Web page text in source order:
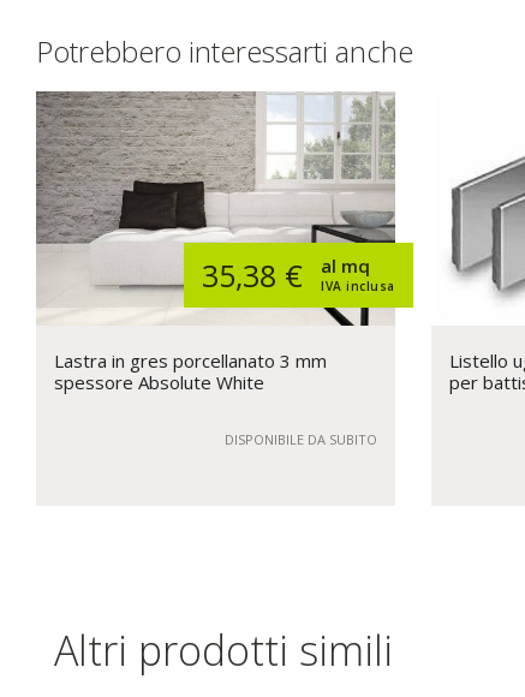
Potrebbero interessarti anche
35,38 € IVA inclusa
al mq
Lastra in gres porcellanato 3 mm
spessore Absolute White
DISPONIBILE DA SUBITO
Listello
per
Altri prodotti simili